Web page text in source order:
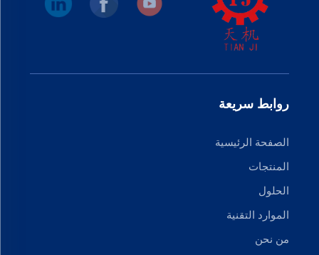
روابط سريعة
الصفحة الرئيسية
المنتجات
الحلول
الموارد التقنية
من نحن